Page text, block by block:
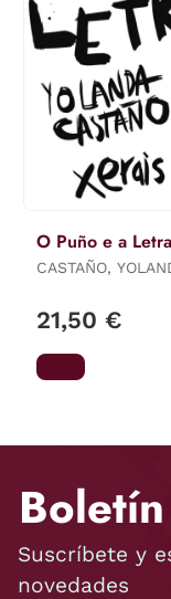
O Puño e a Letra
CASTAÑO,
21,50 €
Suscríbete y
novedades